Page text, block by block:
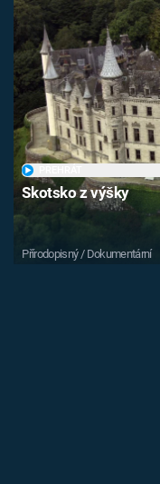
Skotsko z výšky
Přírodopisný / Dokumentární